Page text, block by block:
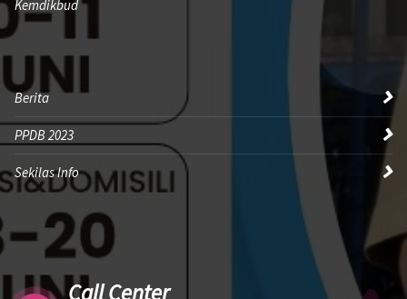
Kemdikbud
Berita
PPDB 2023
Sekilas Info
Call Center